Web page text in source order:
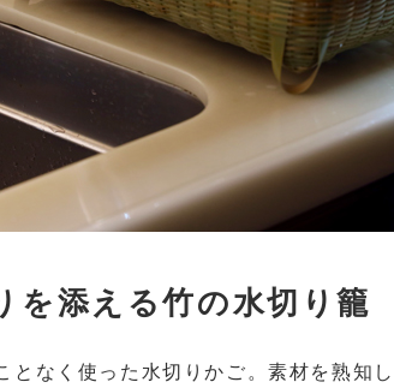
を添える竹の水切り籠
となく使った水切りかご。素材を熟知し